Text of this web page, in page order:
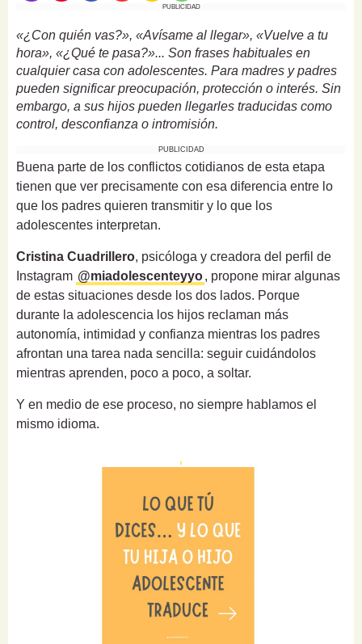
PUBLICIDAD
«¿Con quién vas?», «Avísame al llegar», «Vuelve a tu
hora», «¿Qué te pasa?»... Son frases habituales en
cualquier casa con adolescentes. Para madres y padres
pueden significar preocupación, protección o interés. Sin
embargo, a sus hijos pueden llegarles traducidas como
control, desconfianza o intromisión.
PUBLICIDAD
Buena parte de los conflictos cotidianos de esta etapa
tienen que ver precisamente con esa diferencia entre lo
que los padres quieren transmitir y lo que los
adolescentes interpretan.
Cristina Cuadrillero, psicóloga y creadora del perfil de
Instagram @miadolescenteyyo, propone mirar algunas
de estas situaciones desde los dos lados. Porque
durante la adolescencia los hijos reclaman más
autonomía, intimidad y confianza mientras los padres
afrontan una tarea nada sencilla: seguir cuidándolos
mientras aprenden, poco a poco, a soltar.
Y en medio de ese proceso, no siempre hablamos el
mismo idioma.